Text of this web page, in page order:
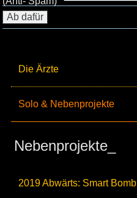
Die Ärzte
Solo & Nebenprojekte
Nebenprojekte_
2019 Abwärts: Smart Bomb